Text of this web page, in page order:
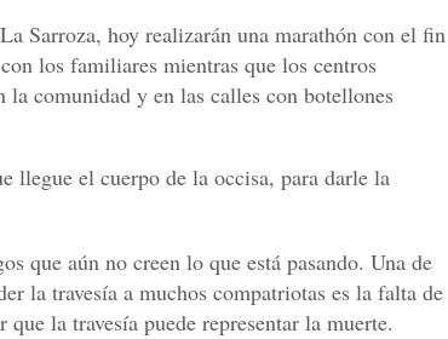
Sarroza, hoy realizarán una marathón con el fin
los familiares mientras que los centros
la comunidad y en las calles con botellones
llegue el cuerpo de la occisa, para darle la
que aún no creen lo que está pasando. Una de
la travesía a muchos compatriotas es la falta de
la travesía puede representar la muerte.